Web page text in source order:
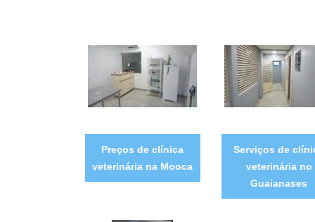
Preços de clínica
veterinária na Mooca
Serviços de
veterinária no
Guaianases